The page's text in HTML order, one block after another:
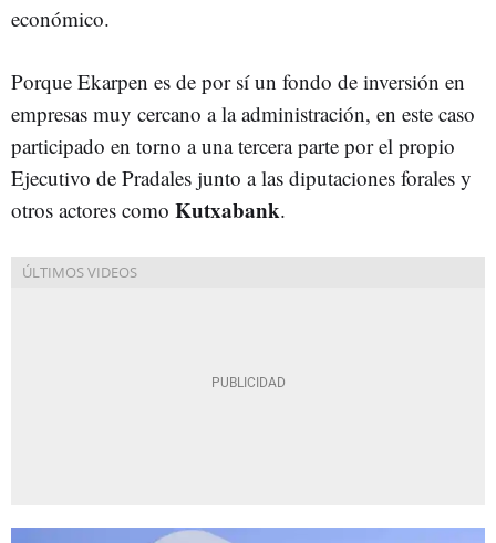
económico.
Porque Ekarpen es de por sí un fondo de inversión en
empresas muy cercano a la administración, en este caso
participado en torno a una tercera parte por el propio
Ejecutivo de Pradales junto a las diputaciones forales y
otros actores como Kutxabank.